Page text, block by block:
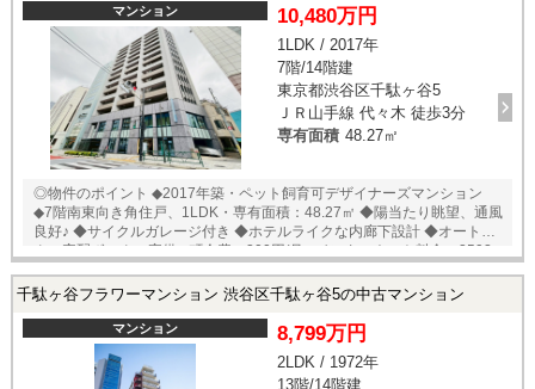
『新宿』徒歩13分 ◆マルマンストア 南新宿店 徒歩7分 ◆ファミリーマ
ート千駄ヶ谷鳩森店 徒歩1分 ◆セブンイレブン代々木イースト店 徒歩
3分 ◆ココカラファイン JR代々木駅前店 徒歩5分 ◆新宿御苑 徒歩8分
※専有面積にサイクルガレージ面積（4.58㎡）含む ★即日内覧可能物
件！お好きな日時でご内覧可能！★ 当店までお電話いただくか、もしく
は24時間対応可能「内覧予約・お問い合わせ」フォームよりお問い合わ
せ下さい！業務に精通したスタッフが丁寧に対応致します。ご来店が困
難な場合は、ご希望場所でのお待ち合わせも可能です。
マンション 10,480万円
1LDK / 2017年
7階/14階建
東京都渋谷区千駄ヶ谷5
ＪＲ山手線 代々木 徒歩3分
専有面積 48.27㎡
◎物件のポイント ◆2017年築・ペット飼育可デザイナーズマンション
◆7階南東向き角住戸、1LDK・専有面積：48.27㎡ ◆陽当たり眺望、通風
良好♪ ◆サイクルガレージ付き ◆ホテルライクな内廊下設計 ◆オートロッ
ク・宅配ボックス完備 □町会費：200円/月 □インターネット料金：2592
木』徒歩3分 ◆JR山手線『新宿』徒歩13分 ◆マルマンストア 南新宿店
代々木イースト店 徒歩3分 ◆ココカラファイン JR代々木駅前店 徒歩5
分 ◆新宿御苑 徒歩8分 ※専有面積にサイクルガレージ面積（4.58㎡）・
MB面積を含む ★即日内覧可能物件！お好きな日時でご内覧可能！★ 当
店までお電話いただくか、もしくは24時間対応可能「内覧予約・お問い
千駄ヶ谷フラワーマンション 渋谷区千駄ヶ谷5の中古マンション
マンション 8,799万円
2LDK / 1972年
13階/14階建